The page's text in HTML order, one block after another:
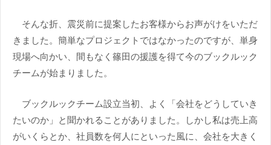
そんな折、震災前に提案したお客様からお声がけをいただ
きました。簡単なプロジェクトではなかったのですが、単身
現場へ向かい、間もなく篠田の援護を得て今のブックルック
チームが始まりました。
ブックルックチーム設立当初、よく「会社をどうしていき
たいのか」と聞かれることがありました。しかし私は売上高
がいくらとか、社員数を何人にといった風に、会社を大きく